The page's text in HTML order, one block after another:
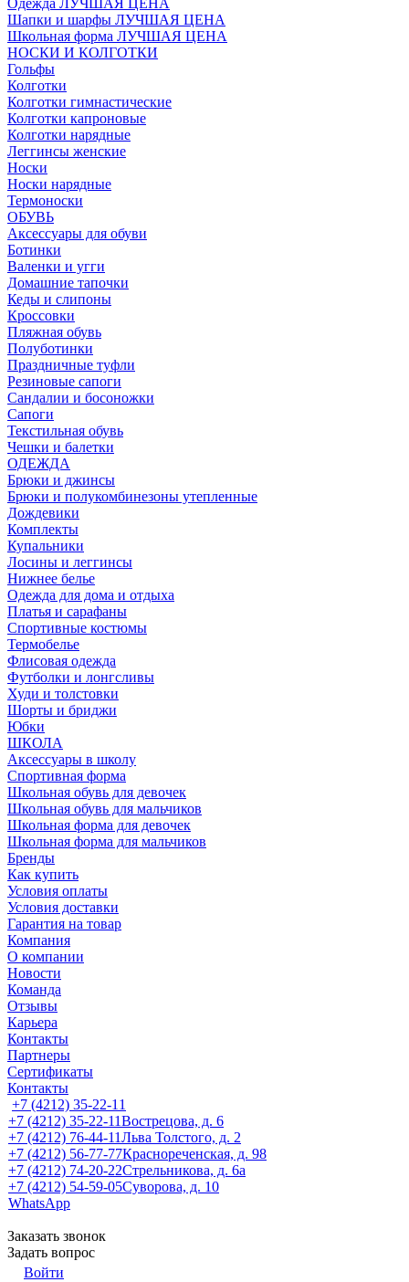
Одежда ЛУЧШАЯ ЦЕНА
Шапки и шарфы ЛУЧШАЯ ЦЕНА
Школьная форма ЛУЧШАЯ ЦЕНА
НОСКИ И КОЛГОТКИ
Гольфы
Колготки
Колготки гимнастические
Колготки капроновые
Колготки нарядные
Леггинсы женские
Носки
Носки нарядные
Термоноски
ОБУВЬ
Аксессуары для обуви
Ботинки
Валенки и угги
Домашние тапочки
Кеды и слипоны
Кроссовки
Пляжная обувь
Полуботинки
Праздничные туфли
Резиновые сапоги
Сандалии и босоножки
Сапоги
Текстильная обувь
Чешки и балетки
ОДЕЖДА
Брюки и джинсы
Брюки и полукомбинезоны утепленные
Дождевики
Комплекты
Купальники
Лосины и леггинсы
Нижнее белье
Одежда для дома и отдыха
Платья и сарафаны
Спортивные костюмы
Термобелье
Флисовая одежда
Футболки и лонгсливы
Худи и толстовки
Шорты и бриджи
Юбки
ШКОЛА
Аксессуары в школу
Спортивная форма
Школьная обувь для девочек
Школьная обувь для мальчиков
Школьная форма для девочек
Школьная форма для мальчиков
Бренды
Как купить
Условия оплаты
Условия доставки
Гарантия на товар
Компания
О компании
Новости
Команда
Отзывы
Карьера
Контакты
Партнеры
Сертификаты
Контакты
+7 (4212) 35-22-11
+7 (4212) 35-22-11Вострецова, д. 6
+7 (4212) 76-44-11Льва Толстого, д. 2
+7 (4212) 56-77-77Краснореченская, д. 98
+7 (4212) 74-20-22Стрельникова, д. 6а
+7 (4212) 54-59-05Суворова, д. 10
WhatsApp
Заказать звонок
Задать вопрос
Войти